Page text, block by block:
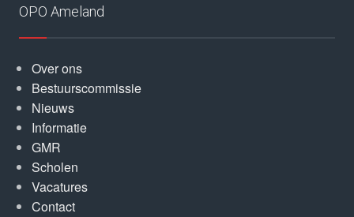
OPO Ameland
Over ons
Bestuurscommissie
Nieuws
Informatie
GMR
Scholen
Vacatures
Contact